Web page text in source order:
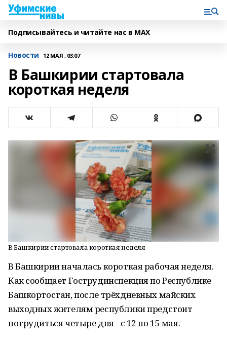
Подписывайтесь и читайте нас в MAX
Новости 12 МАЯ , 03:07
В Башкирии стартовала
короткая неделя
В Башкирии стартовала короткая неделя
В Башкирии началась короткая рабочая неделя.
Как сообщает Гострудинспекция по Республике
Башкортостан, после трёхдневных майских
выходных жителям республики предстоит
потрудиться четыре дня - с 12 по 15 мая.